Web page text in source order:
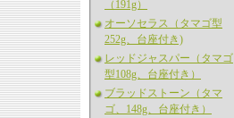
（191g）
オーソセラス（タマゴ型
252g、台座付き)
レッドジャスパー（タマゴ
型108g、台座付き）
ブラッドストーン（タマ
ゴ、148g、台座付き）